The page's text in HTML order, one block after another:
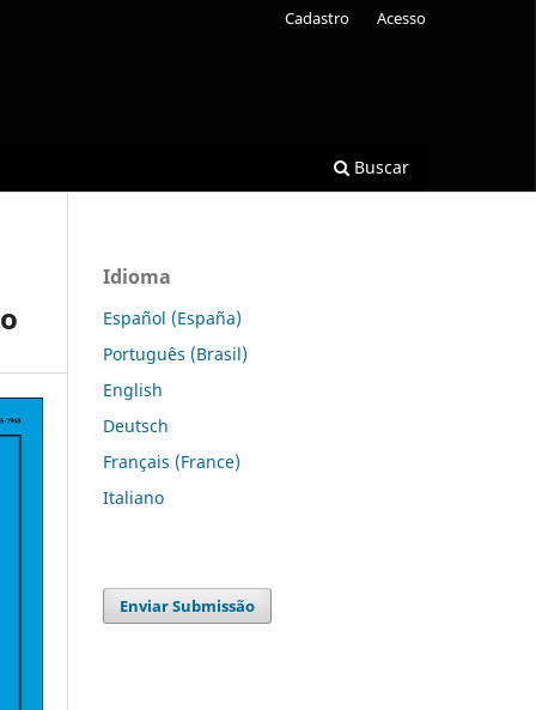
Buscar
Cadastro Acesso
Idioma
Español (España)
Português (Brasil)
English
Deutsch
Français (France)
Italiano
Enviar Submissão